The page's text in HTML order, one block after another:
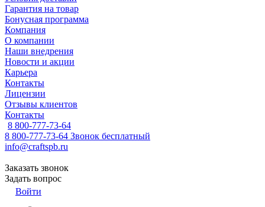
Гарантия на товар
Бонусная программа
Компания
О компании
Наши внедрения
Новости и акции
Карьера
Контакты
Лицензии
Отзывы клиентов
Контакты
8 800-777-73-64
8 800-777-73-64 Звонок бесплатный
info@craftspb.ru
Заказать звонок
Задать вопрос
Войти